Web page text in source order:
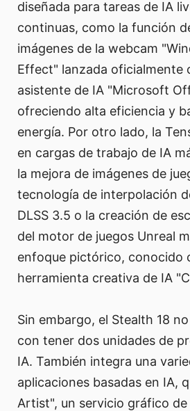
diseñada para tareas de IA
continuas, como la función
imágenes de la webcam
Effect" lanzada oficialmente
asistente de IA "Microsoft
ofreciendo alta eficiencia y
energía. Por otro lado, la
en cargas de trabajo de IA
la mejora de imágenes de
tecnología de interpolación
DLSS 3.5 o la creación de
del motor de juegos Unreal
enfoque pictórico, conocido
herramienta creativa de IA
Sin embargo, el Stealth 18
con tener dos unidades de
IA. También integra una
aplicaciones basadas en IA,
Artist", un servicio gráfico